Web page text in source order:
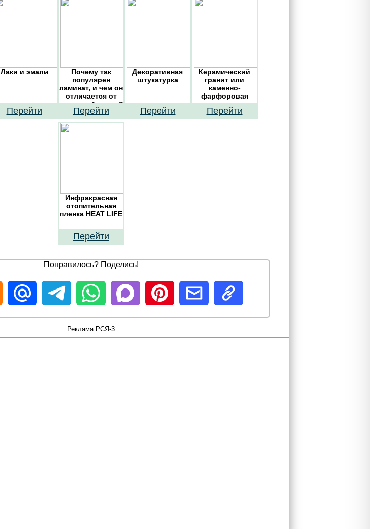
Лаки и эмали
Перейти
Почему так
популярен
ламинат, и чем он
отличается от
паркетной доски?
Перейти
Декоративная
штукатурка
Перейти
Керамический
гранит или
каменно-
фарфоровая
керамика
Перейти
Инфракрасная
отопительная
пленка HEAT LIFE
Перейти
Понравилось? Поделись!
Реклама РСЯ-3